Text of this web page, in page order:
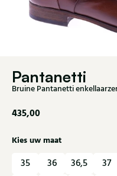
Pantanetti
Bruine Pantanetti
435,00
Kies uw maat
35 36 36,5 37